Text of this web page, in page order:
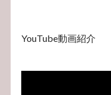
YouTube動画紹介